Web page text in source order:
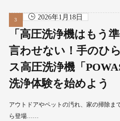
2026年1月18日
「高圧洗浄機はもう
言わせない！手のひ
ス高圧洗浄機「
洗浄体験を始めよう
アウトドアやペットの汚れ、家の掃除ま
ら登場……